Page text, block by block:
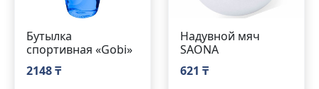
Бутылка
спортивная «Gobi»
2148 ₸
Надувной мяч
SAONA
621 ₸